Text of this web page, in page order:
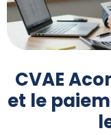
CVAE
et le